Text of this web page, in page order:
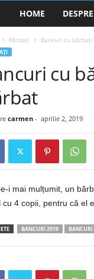
a
c
u
i
2
HOME DESPRE
Bărbaţi Bancuri cu
cu
carmen- aprilie 2, 2019
i mai mulțumit, un
cu 4 copii, pentru că el
BANCURI 2019 BANCURI